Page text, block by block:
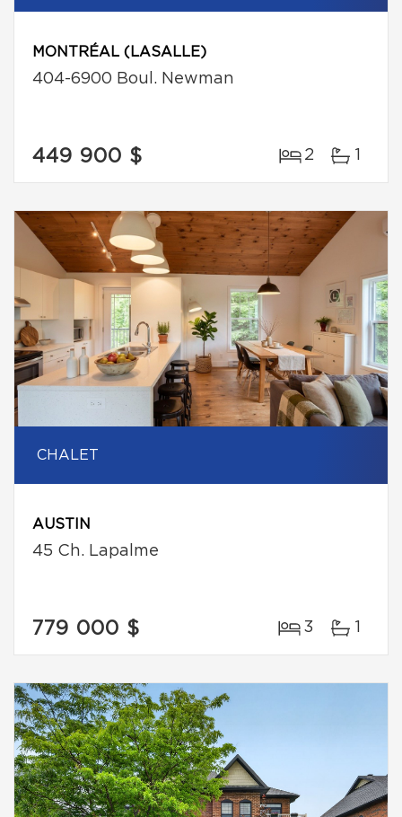
MONTRÉAL (LASALLE)
404-6900 Boul. Newman
449 900 $ 2 1
CHALET
AUSTIN
45 Ch. Lapalme
779 000 $ 3 1